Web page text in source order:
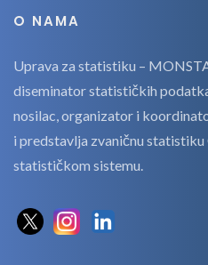
O NAMA
Uprava za statistiku –
diseminator statističkih
nosilac, organizator i
i predstavlja zvaničnu statistiku
statističkom sistemu.